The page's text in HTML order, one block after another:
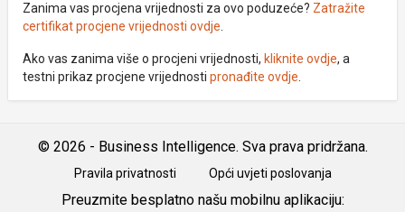
Zanima vas procjena vrijednosti za ovo poduzeće? Zatražite
certifikat procjene vrijednosti ovdje
Ako vas zanima više o procjeni vrijednosti, kliknite ovdje, a
testni prikaz procjene vrijednosti pronađite ovdje
© 2026 - Business Intelligence. Sva prava pridržana.
Pravila privatnosti Opći uvjeti poslovanja
Preuzmite besplatno našu mobilnu aplikaciju: